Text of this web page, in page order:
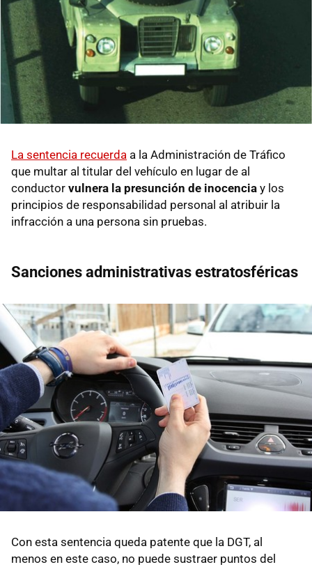
La sentencia recuerda a la Administración de Tráfico
que multar al titular del vehículo en lugar de al
conductor vulnera la presunción de inocencia y los
principios de responsabilidad personal al atribuir la
infracción a una persona sin pruebas.
Sanciones administrativas estratosféricas
Con esta sentencia queda patente que la DGT, al
menos en este caso, no puede sustraer puntos del